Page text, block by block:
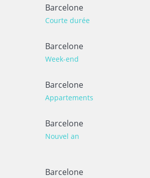
Barcelone
Courte durée
Barcelone
Week-end
Barcelone
Appartements
Barcelone
Nouvel an
Barcelone